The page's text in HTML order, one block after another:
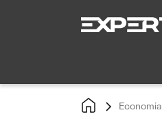
Economia